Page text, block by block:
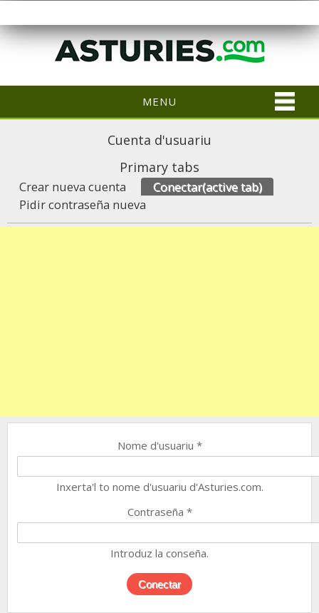
MENU
Cuenta d'usuariu
Primary tabs
Crear nueva cuenta Conectar(active tab)
Pidir contraseña nueva
Nome d'usuariu *
Inxerta'l to nome d'usuariu d'Asturies.com.
Contraseña *
Introduz la conseña.